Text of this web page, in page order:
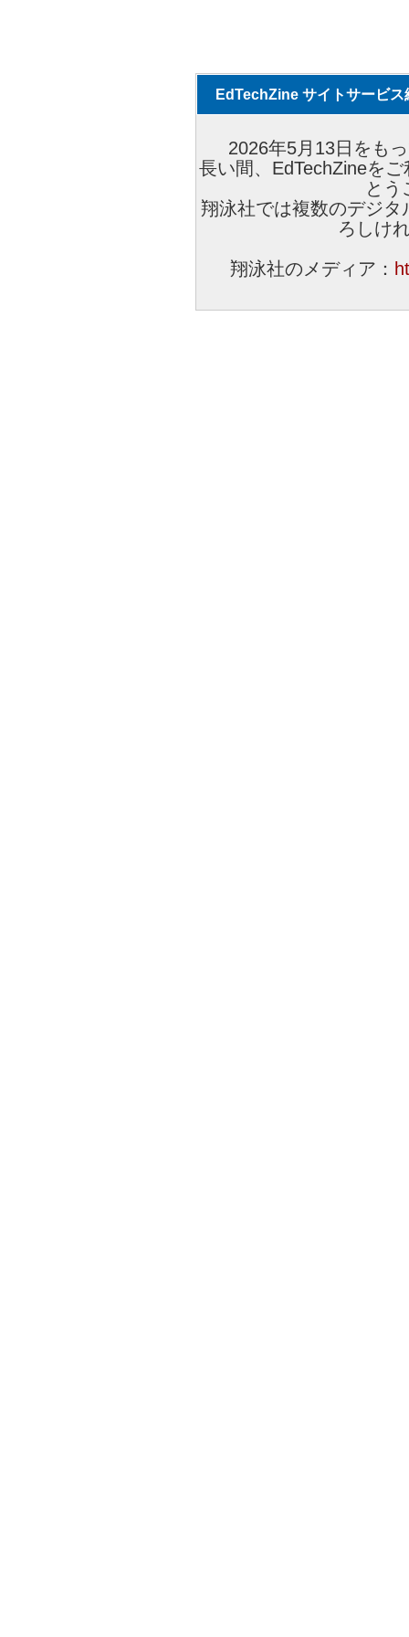
EdTechZine サイトサービス
2026年5月13日をも
長い間、EdTechZineを
とう
翔泳社では複数のデジ
ろしけ
翔泳社のメディア：